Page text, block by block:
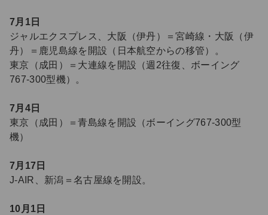
7月1日
ジャルエクスプレス、大阪（伊丹）＝宮崎線・大阪（伊
丹）＝鹿児島線を開設（日本航空からの移管）。
東京（成田）＝大連線を開設（週2往復、ボーイング
767-300型機）。
7月4日
東京（成田）＝青島線を開設（ボーイング767-300型
機）
7月17日
J-AIR、新潟＝名古屋線を開設。
10月1日